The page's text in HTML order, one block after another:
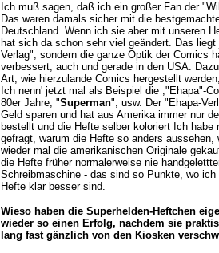
Ich muß sagen, daß ich ein großer Fan der
Das waren damals sicher mit die
Deutschland. Wenn ich sie aber mit unseren
hat sich da schon sehr viel geändert. Das
Verlag", sondern die ganze Optik der Comics
verbessert, auch und gerade in den USA.
Art, wie hierzulande Comics hergestellt
Ich nenn' jetzt mal als Beispiel die ,"Ehapa"-
80er Jahre, "Superman", usw. Der "Ehapa-
Geld sparen und hat aus Amerika immer nur
bestellt und die Hefte selber koloriert Ich habe
gefragt, warum die Hefte so anders
wieder mal die amerikanischen Originale
die Hefte früher normalerweise nie
Schreibmaschine - das sind so Punkte, wo
Hefte klar besser sind.
Wieso haben die Superhelden-Heftchen
wieder so einen Erfolg, nachdem sie
lang fast gänzlich von den Kiosken